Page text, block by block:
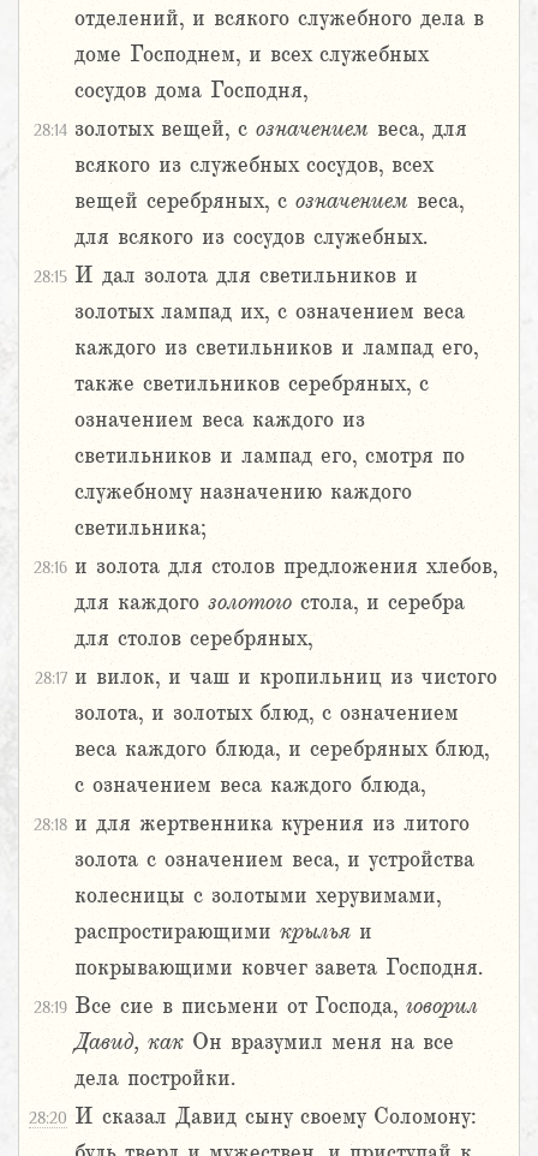
отделений, и всякого служебного дела в
доме Господнем, и всех служебных
сосудов дома Господня,
28:14 золотых вещей, с означением веса, для
всякого из служебных сосудов, всех
вещей серебряных, с означением веса,
для всякого из сосудов служебных.
28:15 И дал золота для светильников и
золотых лампад их, с означением веса
каждого из светильников и лампад его,
также светильников серебряных, с
означением веса каждого из
светильников и лампад его, смотря по
служебному назначению каждого
светильника;
28:16 и золота для столов предложения хлебов,
для каждого золотого стола, и серебра
для столов серебряных,
28:17 и вилок, и чаш и кропильниц из чистого
золота, и золотых блюд, с означением
веса каждого блюда, и серебряных блюд,
с означением веса каждого блюда,
28:18 и для жертвенника курения из литого
золота с означением веса, и устройства
колесницы с золотыми херувимами,
распростирающими крылья и
покрывающими ковчег завета Господня.
28:19 Все сие в письмени от Господа, говорил
Давид, как Он вразумил меня на все
дела постройки.
28:20 И сказал Давид сыну своему Соломону: